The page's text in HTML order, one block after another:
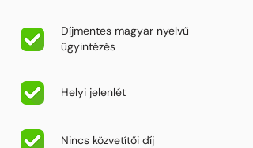
Díjmentes magyar nyelvű
ügyintézés
Helyi jelenlét
Nincs közvetítői díj